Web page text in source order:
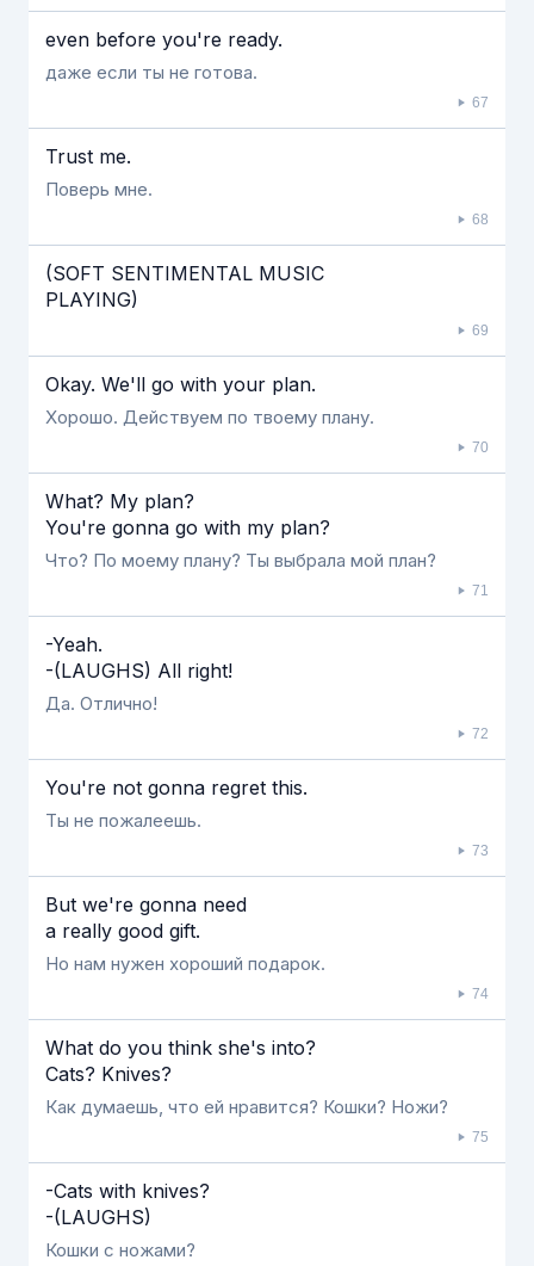
even before you're ready.
даже если ты не готова.
67
Trust me.
Поверь мне.
68
(SOFT SENTIMENTAL MUSIC
PLAYING)
69
Okay. We'll go with your plan.
Хорошо. Действуем по твоему плану.
70
What? My plan?
You're gonna go with my plan?
Что? По моему плану? Ты выбрала мой план?
71
-Yeah.
-(LAUGHS) All right!
Да. Отлично!
72
You're not gonna regret this.
Ты не пожалеешь.
73
But we're gonna need
a really good gift.
Но нам нужен хороший подарок.
74
What do you think she's into?
Cats? Knives?
Как думаешь, что ей нравится? Кошки? Ножи?
75
-Cats with knives?
-(LAUGHS)
Кошки с ножами?